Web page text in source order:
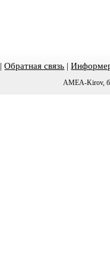
|Обратная связь |
AMEA-Kirov,